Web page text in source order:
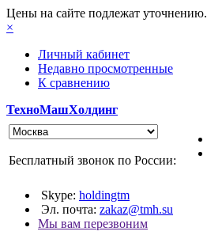
Цены на сайте подлежат уточнению.
×
Личный кабинет
Недавно просмотренные
К сравнению
ТехноМашХолдинг
Бесплатный звонок по России:
Skype: holdingtm
Эл. почта: zakaz@tmh.su
Мы вам перезвоним